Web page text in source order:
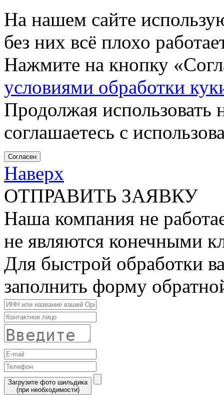
На нашем сайте
без них всё плохо
Нажмите на кнопку
условиями обработки
Продолжая использовать
соглашаетесь с
Согласен
Наверх
ОТПРАВИТЬ ЗАЯВКУ
Наша компания не
не являются конечными
Для быстрой обработки
заполнить форму
Загрузите фото шильдика
(при необходимости)